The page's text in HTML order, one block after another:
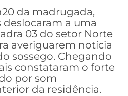
da madrugada,
a uma
03 do setor Norte
averiguarem notícia
sossego. Chegando
constataram o forte
por som
da residência.